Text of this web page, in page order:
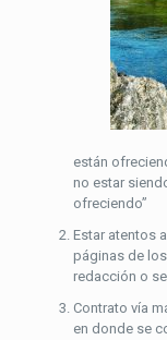
están
no estar
ofreciendo”
Estar atentos
páginas de
redacción o
Contrato vía
en donde se